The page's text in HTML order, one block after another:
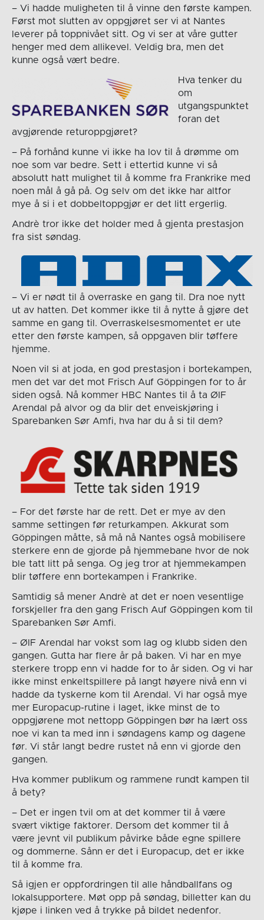
– Vi hadde muligheten til å vinne den første kampen.
Først mot slutten av oppgjøret ser vi at Nantes
leverer på toppnivået sitt. Og vi ser at våre gutter
henger med dem allikevel. Veldig bra, men det
kunne også vært bedre.
Hva tenker du
om
utgangspunktet
foran det
avgjørende returoppgjøret?
– På forhånd kunne vi ikke ha lov til å drømme om
noe som var bedre. Sett i ettertid kunne vi så
absolutt hatt mulighet til å komme fra Frankrike med
noen mål å gå på. Og selv om det ikke har altfor
mye å si i et dobbeltoppgjør er det litt ergerlig.
Andrè tror ikke det holder med å gjenta prestasjon
fra sist søndag.
– Vi er nødt til å overraske en gang til. Dra noe nytt
ut av hatten. Det kommer ikke til å nytte å gjøre det
samme en gang til. Overraskelsesmomentet er ute
etter den første kampen, så oppgaven blir tøffere
hjemme.
Noen vil si at joda, en god prestasjon i bortekampen,
men det var det mot Frisch Auf Göppingen for to år
siden også. Nå kommer HBC Nantes til å ta ØIF
Arendal på alvor og da blir det enveiskjøring i
Sparebanken Sør Amfi, hva har du å si til dem?
– For det første har de rett. Det er mye av den
samme settingen før returkampen. Akkurat som
Göppingen måtte, så må nå Nantes også mobilisere
sterkere enn de gjorde på hjemmebane hvor de nok
ble tatt litt på senga. Og jeg tror at hjemmekampen
blir tøffere enn bortekampen i Frankrike.
Samtidig så mener Andrè at det er noen vesentlige
forskjeller fra den gang Frisch Auf Göppingen kom til
Sparebanken Sør Amfi.
– ØIF Arendal har vokst som lag og klubb siden den
gangen. Gutta har flere år på baken. Vi har en mye
sterkere tropp enn vi hadde for to år siden. Og vi har
ikke minst enkeltspillere på langt høyere nivå enn vi
hadde da tyskerne kom til Arendal. Vi har også mye
mer Europacup-rutine i laget, ikke minst de to
oppgjørene mot nettopp Göppingen bør ha lært oss
noe vi kan ta med inn i søndagens kamp og dagene
før. Vi står langt bedre rustet nå enn vi gjorde den
gangen.
Hva kommer publikum og rammene rundt kampen til
å bety?
– Det er ingen tvil om at det kommer til å være
svært viktige faktorer. Dersom det kommer til å
være jevnt vil publikum påvirke både egne spillere
og dommerne. Sånn er det i Europacup, det er ikke
til å komme fra.
Så igjen er oppfordringen til alle håndballfans og
lokalsupportere. Møt opp på søndag, billetter kan du
kjøpe i linken ved å trykke på bildet nedenfor.